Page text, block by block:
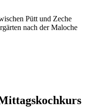
Pütt und Zeche
nach der Maloche